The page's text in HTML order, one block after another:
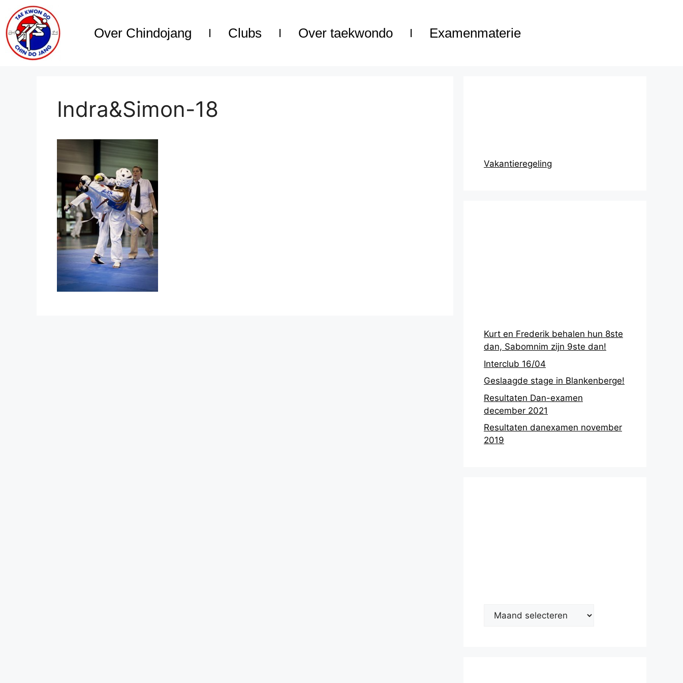
Over Chindojang Clubs Over taekwondo Examenmaterie
Indra&Simon-18
Vakantieregeling
Kurt en Frederik behalen hun 8ste
dan, Sabomnim zijn 9ste dan!
Interclub 16/04
Geslaagde stage in Blankenberge!
Resultaten Dan-examen
december 2021
Resultaten danexamen november
2019